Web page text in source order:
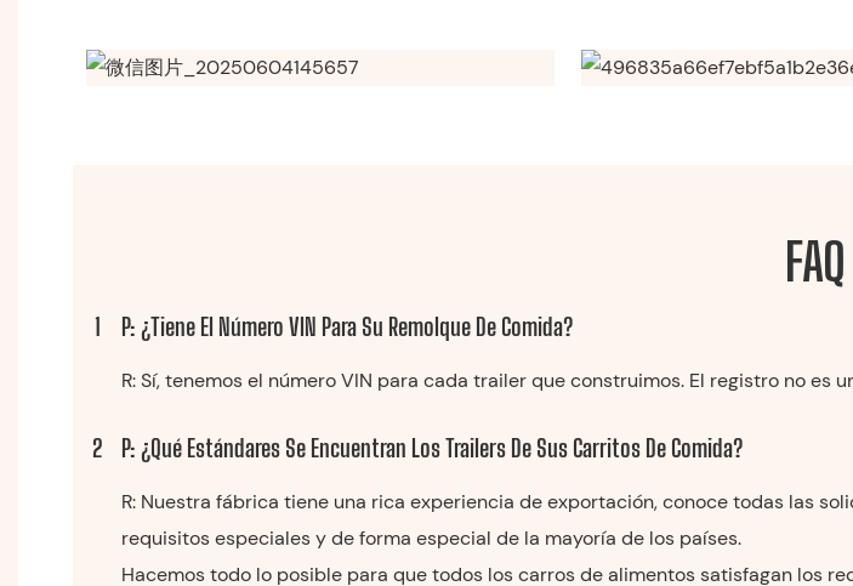
FAQ
1 P: ¿Tiene El Número VIN Para Su Remolque De Comida?
R: Sí, tenemos el número VIN para cada trailer que construimos. El registro no es
2 P: ¿Qué Estándares Se Encuentran Los Trailers De Sus Carritos De Comida?
R: Nuestra fábrica tiene una rica experiencia de exportación, conoce todas las
requisitos especiales y de forma especial de la mayoría de los países.
Hacemos todo lo posible para que todos los carros de alimentos satisfagan los